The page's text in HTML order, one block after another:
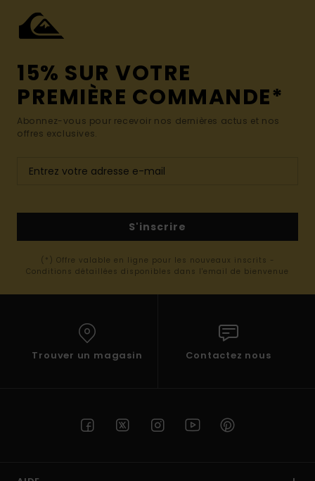
15% SUR VOTRE
PREMIÈRE COMMANDE*
Abonnez-vous pour recevoir nos dernières actus et nos
offres exclusives.
S'inscrire
(*) Offre valable en ligne pour les nouveaux inscrits -
Conditions détaillées disponibles dans l'email de bienvenue
Trouver un magasin Contactez nous